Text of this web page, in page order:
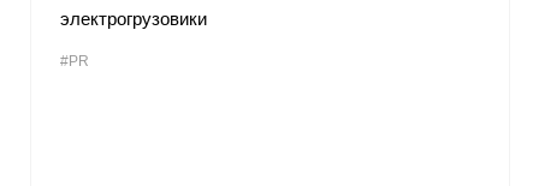
электрогрузовики
#PR